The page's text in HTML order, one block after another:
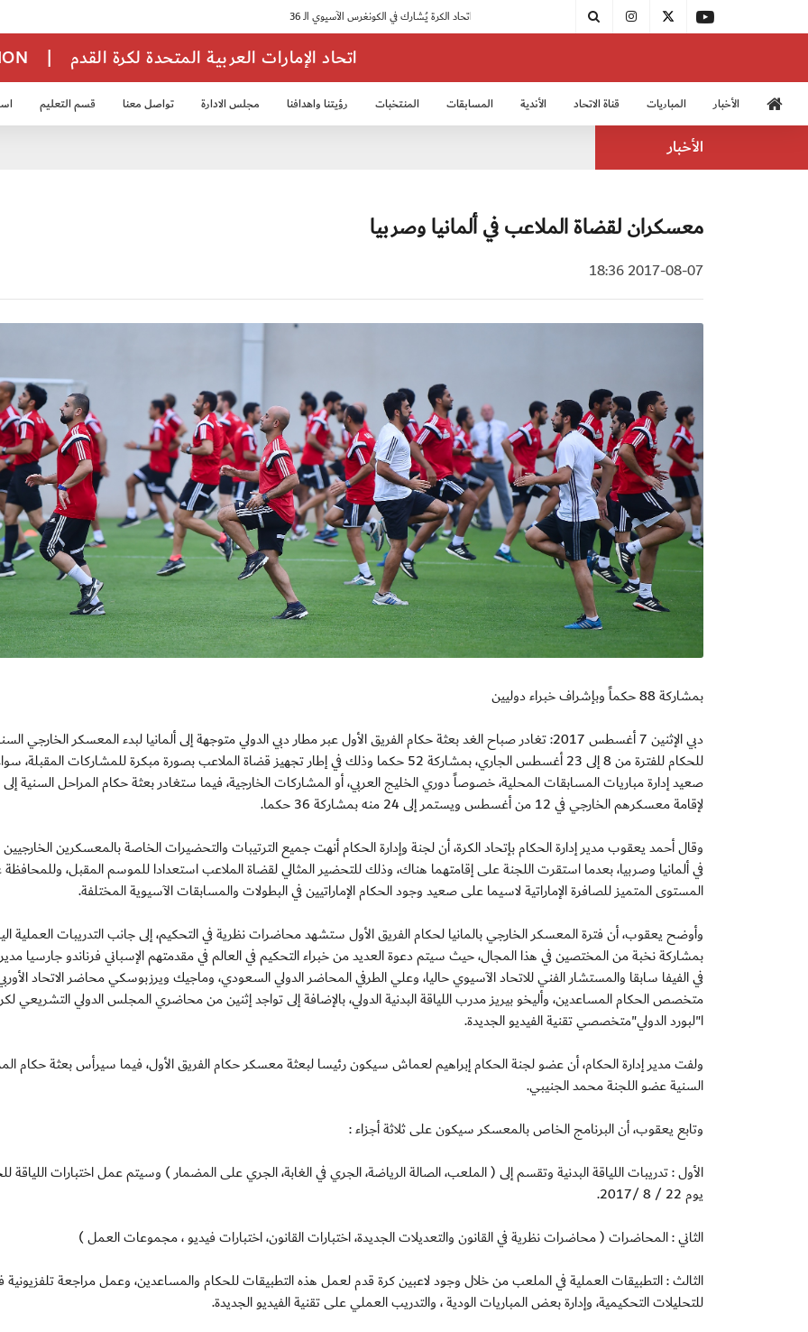
| اتحاد الإمارات العربية المتحدة لكرة القدم
الأخبار المباريات قناة الاتحاد الأندية المسابقات المنتخبات رؤيتنا واهدافنا مجلس الادارة تواصل معنا قسم التعليم
الأخبار
معسكران لقضاة الملاعب في ألمانيا وصربيا
2017-08-07 18:36
بمشاركة 88 حكماً وبإشراف خبراء دوليين
دبي الإثنين 7 أغسطس 2017: تغادر صباح الغد بعثة حكام الفريق الأول عبر مطار دبي الدولي متوجهة إلى ألمانيا لبدء المعسكر الخارجي
للحكام للفترة من 8 إلى 23 أغسطس الجاري، بمشاركة 52 حكما وذلك في إطار تجهيز قضاة الملاعب بصورة مبكرة للمشاركات
صعيد إدارة مباريات المسابقات المحلية، خصوصاً دوري الخليج العربي، أو المشاركات الخارجية، فيما ستغادر بعثة حكام المراحل السنية
لإقامة معسكرهم الخارجي في 12 من أغسطس ويستمر إلى 24 منه بمشاركة 36 حكما.
وقال أحمد يعقوب مدير إدارة الحكام بإتحاد الكرة، أن لجنة وإدارة الحكام أنهت جميع الترتيبات والتحضيرات الخاصة بالمعسكرين
في ألمانيا وصربيا، بعدما استقرت اللجنة على إقامتهما هناك، وذلك للتحضير المثالي لقضاة الملاعب استعدادا للموسم المقبل،
المستوى المتميز للصافرة الإماراتية لاسيما على صعيد وجود الحكام الإماراتيين في البطولات والمسابقات الآسيوية المختلفة.
وأوضح يعقوب، أن فترة المعسكر الخارجي بالمانيا لحكام الفريق الأول ستشهد محاضرات نظرية في التحكيم، إلى جانب التدريبات العملية
بمشاركة نخبة من المختصين في هذا المجال، حيث سيتم دعوة العديد من خبراء التحكيم في العالم في مقدمتهم الإسباني فرناندو جارسيا
في الفيفا سابقا والمستشار الفني للاتحاد الآسيوي حاليا، وعلي الطرفي المحاضر الدولي السعودي، وماجيك ويرزبوسكي محاضر الاتحاد
متخصص الحكام المساعدين، وأليخو بيريز مدرب اللياقة البدنية الدولي، بالإضافة إلى تواجد إثنين من محاضري المجلس الدولي التشريعي
ا"لبورد الدولي"متخصصي تقنية الفيديو الجديدة.
ولفت مدير إدارة الحكام، أن عضو لجنة الحكام إبراهيم لعماش سيكون رئيسا لبعثة معسكر حكام الفريق الأول، فيما سيرأس بعثة حكام
السنية عضو اللجنة محمد الجنيبي.
وتابع يعقوب، أن البرنامج الخاص بالمعسكر سيكون على ثلاثة أجزاء :
الأول : تدريبات اللياقة البدنية وتقسم إلى ( الملعب، الصالة الرياضة، الجري في الغابة، الجري على المضمار ) وسيتم عمل اختبارات اللياقة
يوم 22 / 8 /2017.
الثاني : المحاضرات ( محاضرات نظرية في القانون والتعديلات الجديدة، اختبارات القانون، اختبارات فيديو ، مجموعات العمل )
الثالث : التطبيقات العملية في الملعب من خلال وجود لاعبين كرة قدم لعمل هذه التطبيقات للحكام والمساعدين، وعمل مراجعة تلفزيونية
للتحليلات التحكيمية، وإدارة بعض المباريات الودية ، والتدريب العملي على تقنية الفيديو الجديدة.